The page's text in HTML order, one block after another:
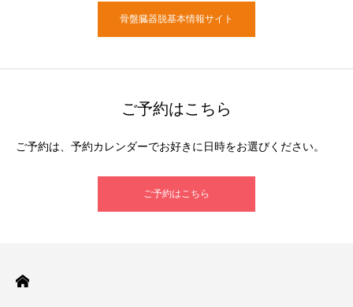
骨盤臓器脱基本情報サイト
ご予約はこちら
ご予約は、予約カレンダーでお好きに日時をお選びください。
ご予約はこちら